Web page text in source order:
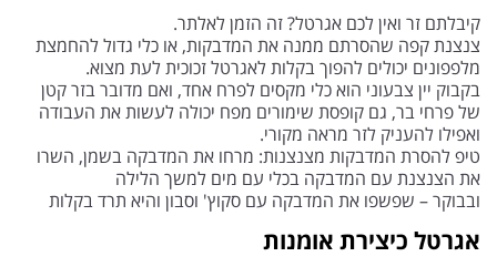
קיבלתם זר ואין לכם אגרטל? זה הזמן לאלתר.
צנצנת קפה שהסרתם ממנה את המדבקות, או כלי גדול להחמצת
מלפפונים יכולים להפוך בקלות לאגרטל זכוכית לעת מצוא.
בקבוק יין צבעוני הוא כלי מקסים לפרח אחד, ואם מדובר בזר קטן
של פרחי בר, גם קופסת שימורים מפח יכולה לעשות את העבודה
ואפילו להעניק לזר מראה מקורי.
טיפ להסרת המדבקות מצנצנות: מרחו את המדבקה בשמן, השרו
את הצנצנת עם המדבקה בכלי עם מים למשך הלילה
ובבוקר – שפשפו את המדבקה עם סקוץ' וסבון והיא תרד בקלות
אגרטל כיצירת אומנות